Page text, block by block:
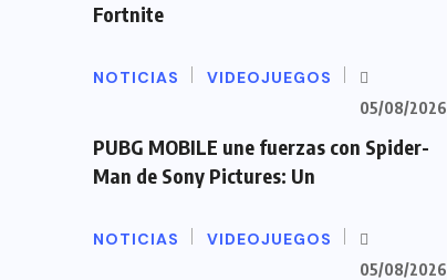
Fortnite
NOTICIAS VIDEOJUEGOS
05/08/2026
PUBG MOBILE une fuerzas con Spider-
Man de Sony Pictures: Un
NOTICIAS VIDEOJUEGOS
05/08/2026